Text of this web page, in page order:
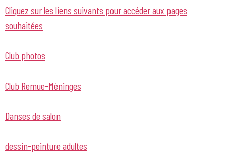
Cliquez sur les liens suivants pour accéder aux pages
souhaitées
Club photos
Club Remue-Méninges
Danses de salon
dessin-peinture adultes